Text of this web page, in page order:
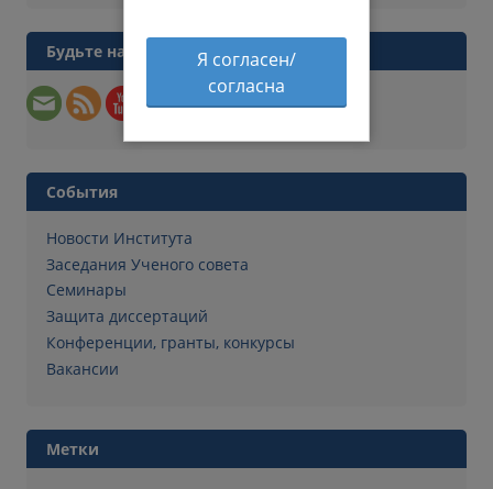
Будьте на связи
События
Новости Института
Заседания Ученого совета
Семинары
Защита диссертаций
Конференции, гранты, конкурсы
Вакансии
Метки
Я согласен/
согласна